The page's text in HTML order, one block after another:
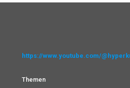
https://www.youtube.com/
Themen